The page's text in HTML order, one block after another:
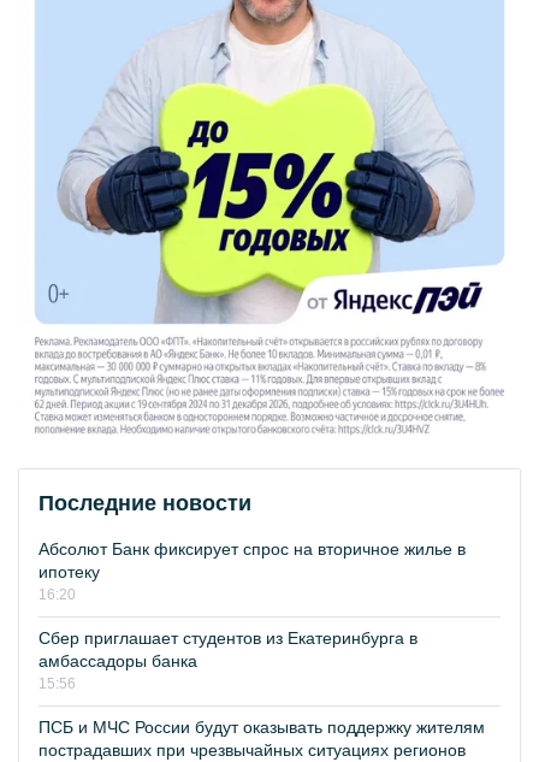
Последние новости
Абсолют Банк фиксирует спрос на вторичное жилье в
ипотеку
16:20
Сбер приглашает студентов из Екатеринбурга в
амбассадоры банка
15:56
ПСБ и МЧС России будут оказывать поддержку жителям
пострадавших при чрезвычайных ситуациях регионов